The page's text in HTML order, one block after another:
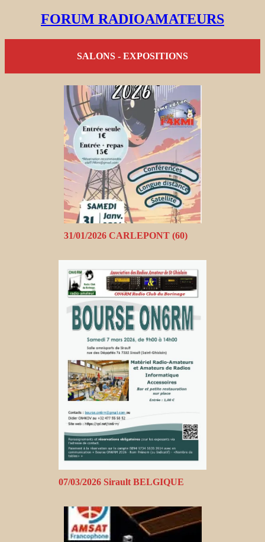
FORUM RADIOAMATEURS
SALONS - EXPOSITIONS
31/01/2026 CARLEPONT (60)
07/03/2026 Sirault BELGIQUE